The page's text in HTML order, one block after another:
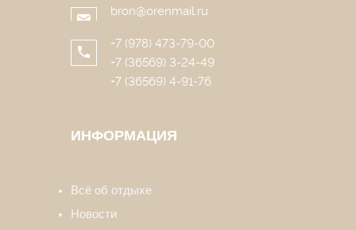
bron@orenmail.ru
+7 (978) 473-79-00
+7 (36569) 3-24-49
+7 (36569) 4-91-76
ИНФОРМАЦИЯ
Всё об отдыхе
Новости